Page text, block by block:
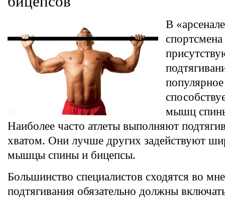
В
спортсмена
мышц
Наиболее часто атлеты выполняют
хватом. Они лучше других задействуют
мышцы спины и бицепсы.
Большинство специалистов сходятся во
подтягивания обязательно должны